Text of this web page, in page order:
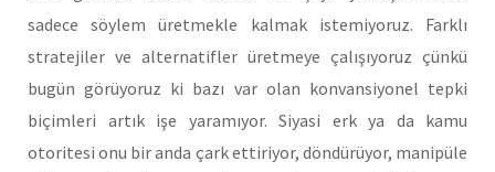
sadece söylem üretmekle kalmak istemiyoruz. Farklı
stratejiler ve alternatifler üretmeye çalışıyoruz çünkü
bugün görüyoruz ki bazı var olan konvansiyonel tepki
biçimleri artık işe yaramıyor. Siyasi erk ya da kamu
otoritesi onu bir anda çark ettiriyor, döndürüyor, manipüle